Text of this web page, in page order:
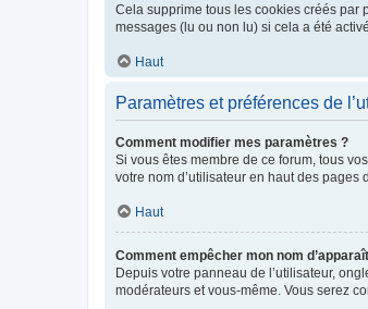
Cela supprime tous les cookies créés par
messages (lu ou non lu) si cela a été
Haut
Paramètres et préférences de
Comment modifier mes paramètres ?
Si vous êtes membre de ce forum, tous
votre nom d’utilisateur en haut des
Haut
Comment empêcher mon nom
Depuis votre panneau de l’utilisateur,
modérateurs et vous-même. Vous serez